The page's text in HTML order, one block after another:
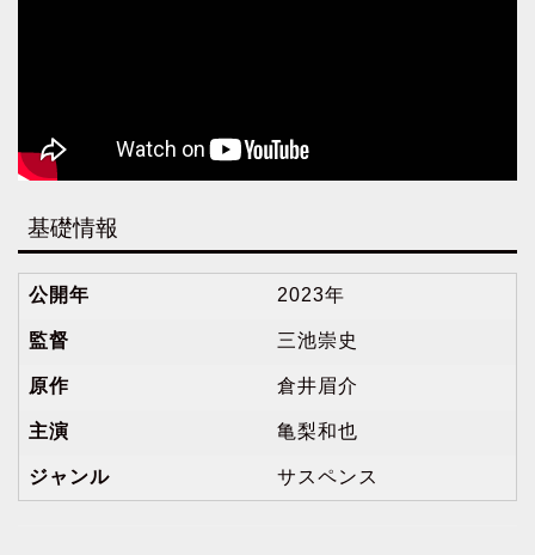
基礎情報
公開年 2023年
監督 三池崇史
原作 倉井眉介
主演 亀梨和也
ジャンル サスペンス